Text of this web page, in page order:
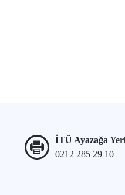
İTÜ Ayazağa
0212 285 29 10